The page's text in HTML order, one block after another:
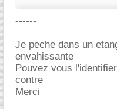
------
Je peche dans un
envahissante
Pouvez vous
contre
Merci